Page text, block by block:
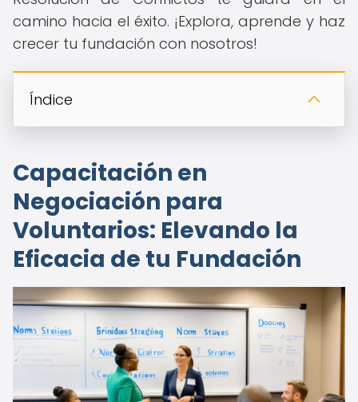
camino hacia el éxito. ¡Explora, aprende y haz
crecer tu fundación con nosotros!
Índice
Capacitación en
Negociación para
Voluntarios: Elevando la
Eficacia de tu Fundación